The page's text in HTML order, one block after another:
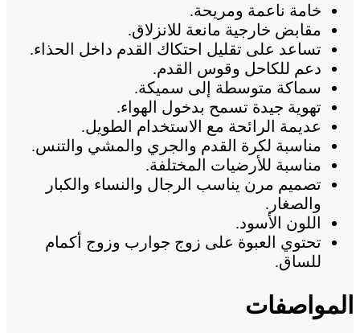
خامة ناعمة ومريحة.
مقابض خارجية مانعة للانزلاق.
تساعد على تقليل احتكاك القدم داخل الحذاء.
دعم للكاحل وقوس القدم.
سماكة متوسطة إلى سميكة.
تهوية جيدة تسمح بدخول الهواء.
عديمة الرائحة مع الاستخدام الطويل.
مناسبة لكرة القدم والجري والمشي والتنس.
مناسبة للأرضيات المختلفة.
تصميم مرن يناسب الرجال والنساء والكبار
والصغار.
اللون الأسود.
تحتوي العبوة على زوج جوارب وزوج أكمام
للساق.
المواصفات